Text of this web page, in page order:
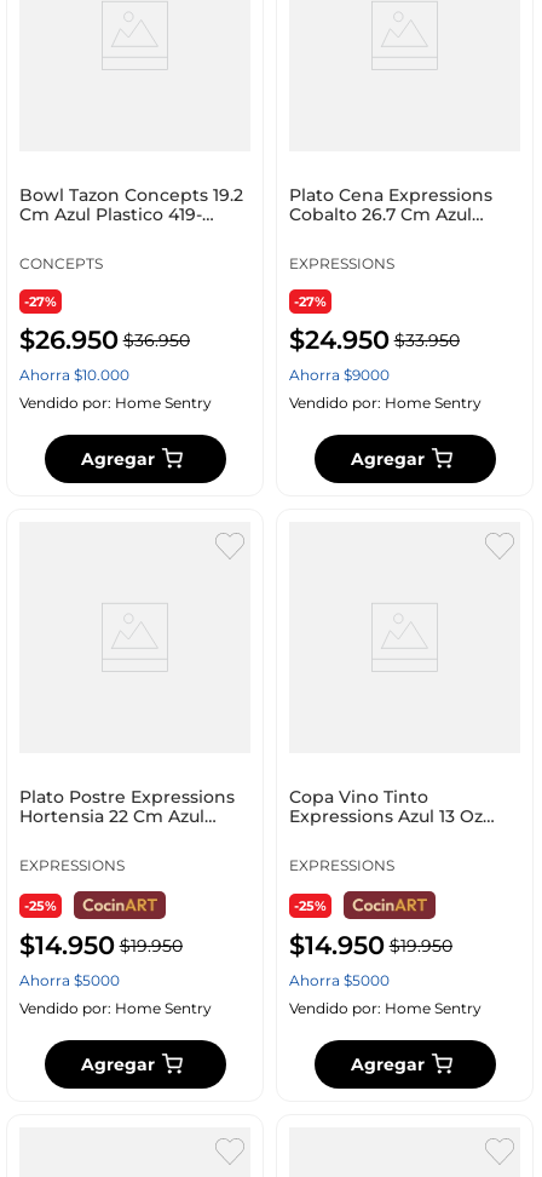
Bowl Tazon Concepts 19.2
Cm Azul Plastico 419-
CONCEPTS
-27%
$26.950 $36.950
Ahorra $10.000
Vendido por: Home Sentry
Agregar
Plato Cena Expressions
Cobalto 26.7 Cm Azul
EXPRESSIONS
-27%
$24.950 $33.950
Ahorra $9000
Vendido por: Home Sentry
Agregar
Plato Postre Expressions
Hortensia 22 Cm Azul
EXPRESSIONS
-25%
$14.950 $19.950
Ahorra $5000
Vendido por: Home Sentry
Agregar
Copa Vino Tinto
Expressions Azul 13 Oz
EXPRESSIONS
-25%
$14.950 $19.950
Ahorra $5000
Vendido por: Home Sentry
Agregar